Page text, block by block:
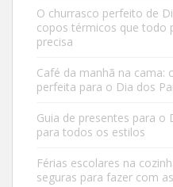
O churrasco perfeito de
copos térmicos que todo
precisa
Café da manhã na
perfeita para o Dia dos
Guia de presentes para o
para todos os estilos
Férias escolares na
seguras para fazer com